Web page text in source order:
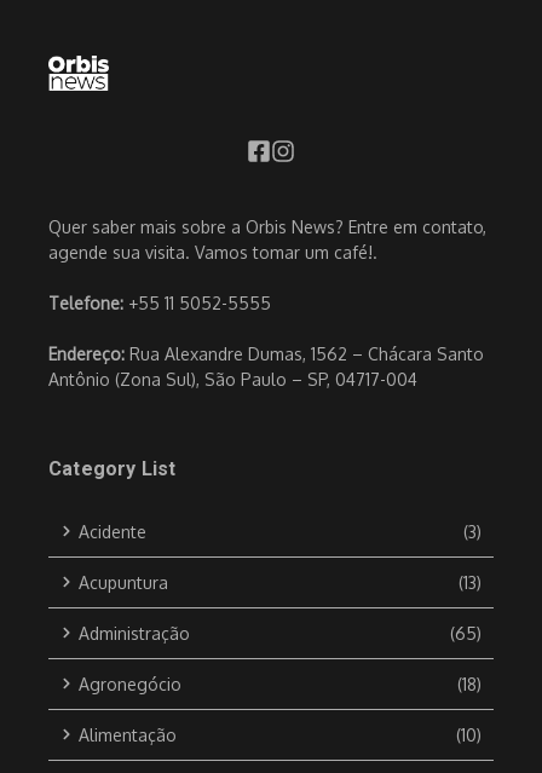
Quer saber mais sobre a Orbis News? Entre em contato,
agende sua visita. Vamos tomar um café!.
Telefone: +55 11 5052-5555
Endereço: Rua Alexandre Dumas, 1562 – Chácara Santo
Antônio (Zona Sul), São Paulo – SP, 04717-004
Category List
Acidente (3)
Acupuntura (13)
Administração (65)
Agronegócio (18)
Alimentação (10)